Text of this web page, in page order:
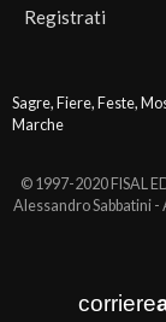
Registrati
Sagre, Fiere, Feste,
Marche
© 1997-2020 FISAL
Alessandro Sabbatini
corriere